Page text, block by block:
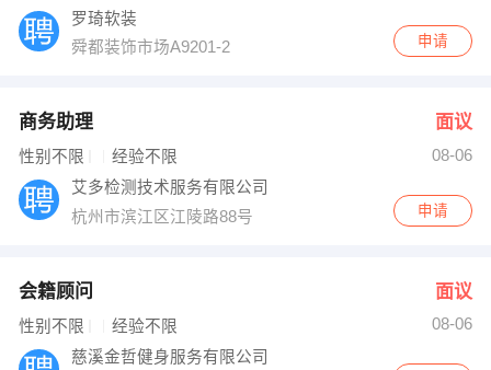
罗琦软装
舜都装饰市场A9201-2
申请
商务助理 面议
性别不限 经验不限
08-06
艾多检测技术服务有限公司
杭州市滨江区江陵路88号
申请
会籍顾问 面议
性别不限 经验不限
08-06
慈溪金哲健身服务有限公司